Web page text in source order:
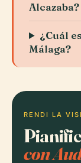
Alcazaba?
¿Cuál
Málaga?
RENDI LA
con